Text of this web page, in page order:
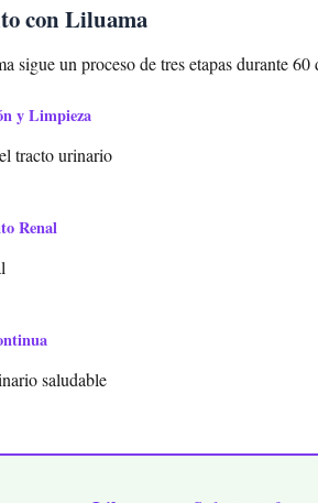
con Liluama
sigue un proceso de tres etapas durante
y Limpieza
tracto urinario
Renal
saludable